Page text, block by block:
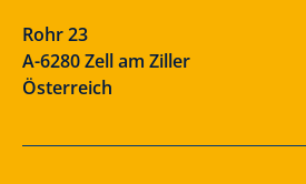
Rohr 23
A-6280 Zell am Ziller
Österreich